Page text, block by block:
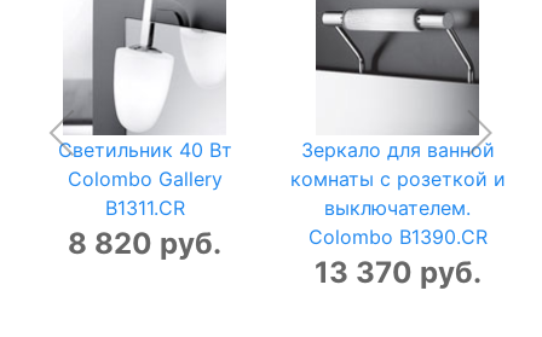
Светильник 40 Вт
Colombo Gallery
B1311.CR
8 820 руб.
Зеркало для ванной
комнаты с розеткой и
выключателем.
Colombo B1390.CR
13 370 руб.